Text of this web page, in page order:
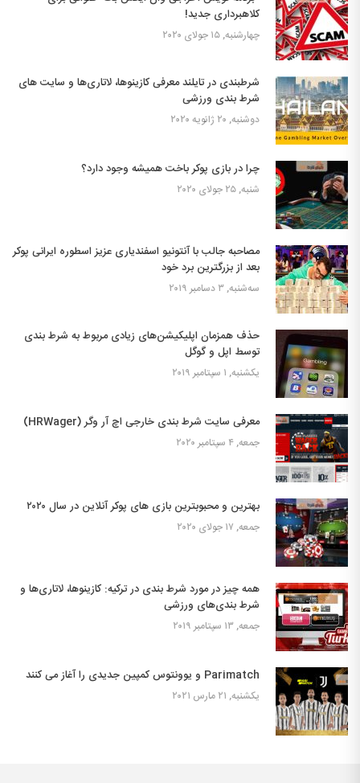
کلاهبرداری جدید!
چهارشنبه, ۱۵ جولای ۲۰۲۰
شرطبندی در تایلند معرفی کازینوها، لاتاری‌ها و سایت های
شرط بندی ورزشی
دوشنبه, ۲۰ ژانویه ۲۰۲۰
چرا در بازی پوکر باخت همیشه وجود دارد؟
شنبه, ۲۵ جولای ۲۰۲۰
مصاحبه جالب با آنتونیو اسفندیاری عزیز اسطوره ایرانی پوکر
بعد از بزرگترین برد خود
سه‌شنبه, ۳ دسامبر ۲۰۱۹
حذف همزمان اپلیکیشن‌های زیادی مربوط به شرط بندی
توسط اپل و گوگل
یکشنبه, ۱ سپتامبر ۲۰۱۹
معرفی سایت شرط بندی خارجی اچ آر وگر (HRWager)
جمعه, ۴ سپتامبر ۲۰۲۰
بهترین و محبوبترین بازی های پوکر آنلاین در سال ۲۰۲۰
جمعه, ۱۷ جولای ۲۰۲۰
همه چیز در مورد شرط بندی در ترکیه: کازینوها، لاتاری‌ها و
شرط بندی‌های ورزشی
جمعه, ۱۳ سپتامبر ۲۰۱۹
Parimatch و یوونتوس کمپین جدیدی را آغاز می کنند
یکشنبه, ۲۱ مارس ۲۰۲۱